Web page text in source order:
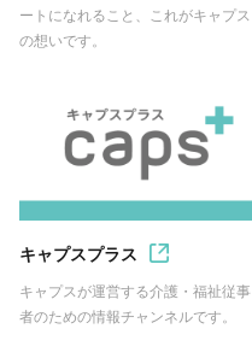
ートになれること、これがキャプス
の想いです。
キャプスプラス
キャプスが運営する介護・福祉従事
者のための情報チャンネルです。